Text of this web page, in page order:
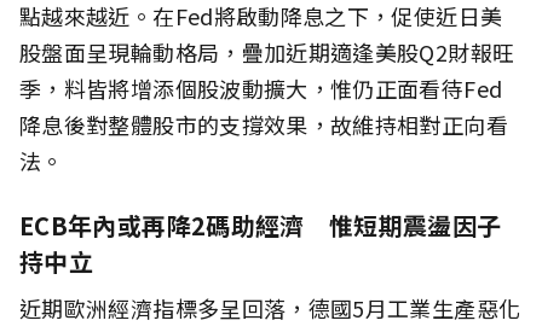
點越來越近。在Fed將啟動降息之下，促使近日美
股盤面呈現輪動格局，疊加近期適逢美股Q2財報旺
季，料皆將增添個股波動擴大，惟仍正面看待Fed
降息後對整體股市的支撐效果，故維持相對正向看
法。
ECB年內或再降2碼助經濟 惟短期震盪因子
持中立
近期歐洲經濟指標多呈回落，德國5月工業生產惡化